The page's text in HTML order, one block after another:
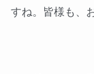
すね。皆様も、